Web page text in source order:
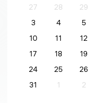
27 28 29
3
4 5
10
11 12
17
18 19
24
25 26
31
1 2